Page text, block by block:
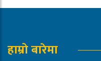
हाम्रो बारेमा